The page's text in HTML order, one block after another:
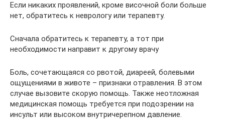
Если никаких проявлений, кроме височной боли больше
нет, обратитесь к неврологу или терапевту.
Сначала обратитесь к терапевту, а тот при
необходимости направит к другому врачу
Боль, сочетающаяся со рвотой, диареей, болевыми
ощущениями в животе – признаки отравления. В этом
случае вызовите скорую помощь. Также неотложная
медицинская помощь требуется при подозрении на
инсульт или высоком внутричерепном давление.